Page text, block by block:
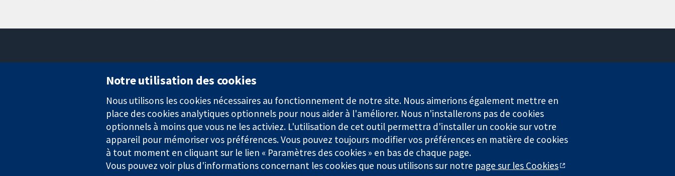
Londres
W1G0AN
Royaume-Uni
Service de presse
Qui sommes-nous
Offres d'emploi
Cochrane Library
La Collaboration Cochrane est une association caritative (n° 1045921) et une société à responsabilité limitée par garantie (n° 03044323) enregistrée en Angleterre et au Pays de Galles. Numéro de
Notre utilisation des cookies
Nous utilisons les cookies nécessaires au fonctionnement de notre site. Nous aimerions également mettre en
place des cookies analytiques optionnels pour nous aider à l'améliorer. Nous n'installerons pas de cookies
optionnels à moins que vous ne les activiez. L'utilisation de cet outil permettra d'installer un cookie sur votre
appareil pour mémoriser vos préférences. Vous pouvez toujours modifier vos préférences en matière de cookies
à tout moment en cliquant sur le lien « Paramètres des cookies » en bas de chaque page.
Vous pouvez voir plus d'informations concernant les cookies que nous utilisons sur notre page sur les Cookies